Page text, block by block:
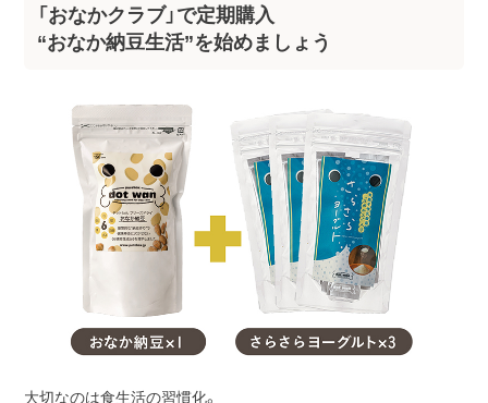
「おなかクラブ」で定期購入
“おなか納豆生活”を始めましょう
大切なのは食生活の習慣化。